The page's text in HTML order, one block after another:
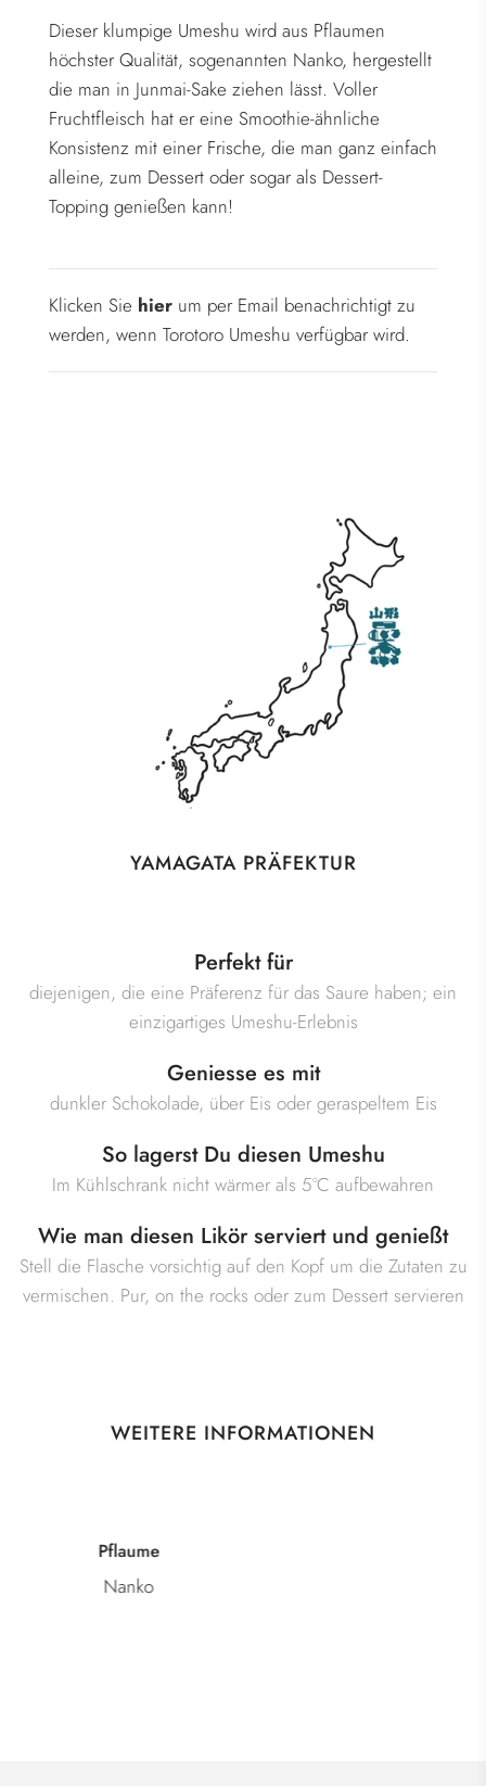
Dieser klumpige Umeshu wird aus Pflaumen
höchster Qualität, sogenannten Nanko, hergestellt
die man in Junmai-Sake ziehen lässt. Voller
Fruchtfleisch hat er eine Smoothie-ähnliche
Konsistenz mit einer Frische, die man ganz einfach
alleine, zum Dessert oder sogar als Dessert-
Topping genießen kann!
Klicken Sie hier um per Email benachrichtigt zu
werden, wenn Torotoro Umeshu verfügbar wird.
YAMAGATA PRÄFEKTUR
Perfekt für
diejenigen, die eine Präferenz für das Saure haben; ein
einzigartiges Umeshu-Erlebnis
Geniesse es mit
dunkler Schokolade, über Eis oder geraspeltem Eis
So lagerst Du diesen Umeshu
Im Kühlschrank nicht wärmer als 5°C aufbewahren
Wie man diesen Likör serviert und genießt
Stell die Flasche vorsichtig auf den Kopf um die Zutaten zu
vermischen. Pur, on the rocks oder zum Dessert servieren
WEITERE INFORMATIONEN